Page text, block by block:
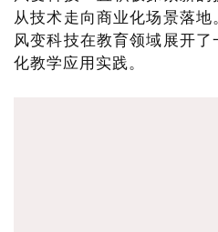
从技术走向商业化场景落
风变科技在教育领域展开
化教学应用实践。